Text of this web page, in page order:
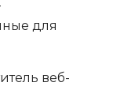
для
веб-